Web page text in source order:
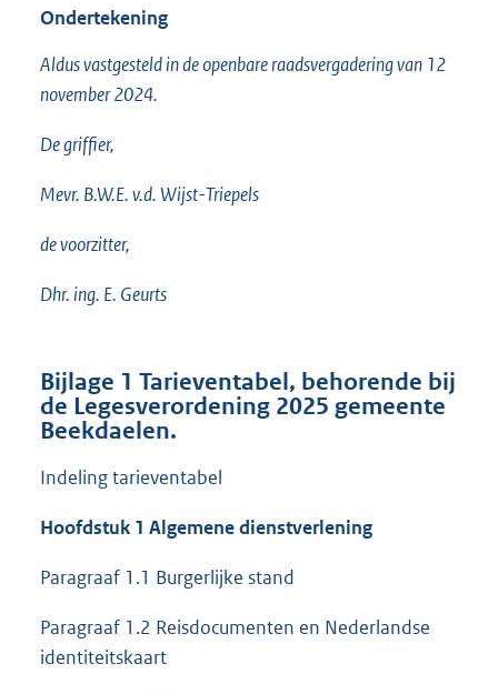
Ondertekening
Aldus vastgesteld in de openbare raadsvergadering van 12
november 2024.
De griffier,
Mevr. B.W.E. v.d. Wijst-Triepels
de voorzitter,
Dhr. ing. E. Geurts
Bijlage 1 Tarieventabel, behorende bij
de Legesverordening 2025 gemeente
Beekdaelen.
Indeling tarieventabel
Hoofdstuk 1 Algemene dienstverlening
Paragraaf 1.1 Burgerlijke stand
Paragraaf 1.2 Reisdocumenten en Nederlandse
identiteitskaart